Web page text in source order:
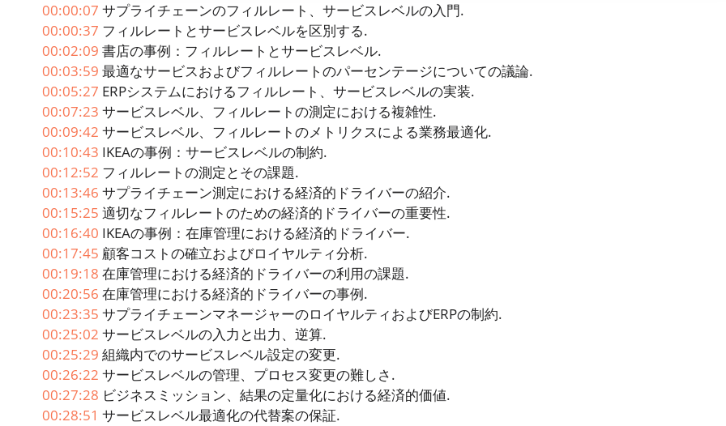
00:00:07 サプライチェーンのフィルレート、サービスレベルの入門.
00:00:37 フィルレートとサービスレベルを区別する.
00:02:09 書店の事例：フィルレートとサービスレベル.
00:03:59 最適なサービスおよびフィルレートのパーセンテージについての議論.
00:05:27 ERPシステムにおけるフィルレート、サービスレベルの実装.
00:07:23 サービスレベル、フィルレートの測定における複雑性.
00:09:42 サービスレベル、フィルレートのメトリクスによる業務最適化.
00:10:43 IKEAの事例：サービスレベルの制約.
00:12:52 フィルレートの測定とその課題.
00:13:46 サプライチェーン測定における経済的ドライバーの紹介.
00:15:25 適切なフィルレートのための経済的ドライバーの重要性.
00:16:40 IKEAの事例：在庫管理における経済的ドライバー.
00:17:45 顧客コストの確立およびロイヤルティ分析.
00:19:18 在庫管理における経済的ドライバーの利用の課題.
00:20:56 在庫管理における経済的ドライバーの事例.
00:23:35 サプライチェーンマネージャーのロイヤルティおよびERPの制約.
00:25:02 サービスレベルの入力と出力、逆算.
00:25:29 組織内でのサービスレベル設定の変更.
00:26:22 サービスレベルの管理、プロセス変更の難しさ.
00:27:28 ビジネスミッション、結果の定量化における経済的価値.
00:28:51 サービスレベル最適化の代替案の保証.